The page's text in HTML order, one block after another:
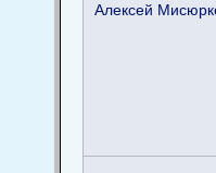
Алексей